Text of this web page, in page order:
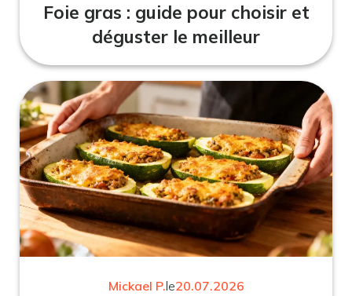
Foie gras : guide pour choisir et
déguster le meilleur
Mickael P.le20.07.2026